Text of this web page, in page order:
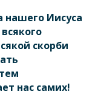
нашего Иисуса
скорби
нас самих!